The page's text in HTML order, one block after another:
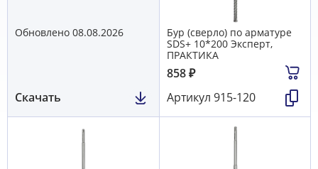
Обновлено 08.08.2026
Скачать
Бур (сверло) по арматуре
SDS+ 10*200 Эксперт,
ПРАКТИКА
858₽
Артикул 915-120